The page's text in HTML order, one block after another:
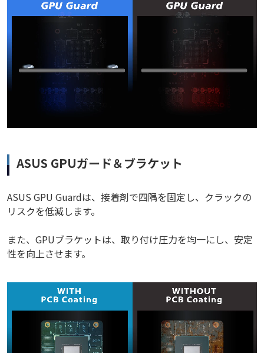
ASUS GPUガード＆ブラケット
ASUS GPU Guardは、接着剤で四隅を固定し、クラックの
リスクを低減します。
また、GPUブラケットは、取り付け圧力を均一にし、安定
性を向上させます。